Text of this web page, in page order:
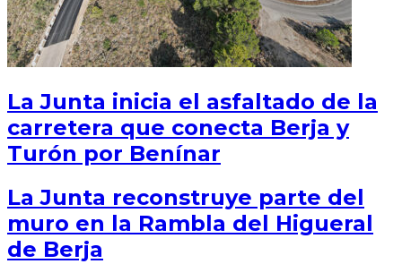
La Junta inicia el asfaltado de la
carretera que conecta Berja y
Turón por Benínar
La Junta reconstruye parte del
muro en la Rambla del Higueral
de Berja